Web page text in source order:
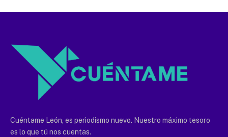
Cuéntame León, es periodismo nuevo. Nuestro máximo tesoro
es lo que tú nos cuentas.